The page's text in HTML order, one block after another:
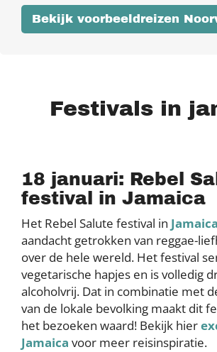
Bekijk voorbeeldreizen
Festivals in
18 januari: Rebel
festival in Jamaica
Het Rebel Salute festival in Jamaica
aandacht getrokken van reggae-
over de hele wereld. Het festival
vegetarische hapjes en is volledig
alcoholvrij. Dat in combinatie met
van de lokale bevolking maakt dit
het bezoeken waard! Bekijk hier
Jamaica voor meer reisinspiratie.